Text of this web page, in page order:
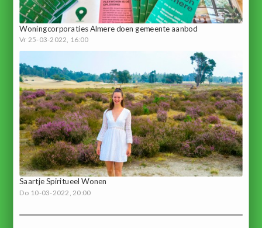
Woningcorporaties Almere doen gemeente aanbod
Vr 25-03-2022, 16:00
Saartje Spiritueel Wonen
Do 10-03-2022, 20:00